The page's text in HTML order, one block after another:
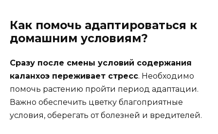
Как помочь адаптироваться к
домашним условиям?
Сразу после смены условий содержания
каланхоэ переживает стресс. Необходимо
помочь растению пройти период адаптации.
Важно обеспечить цветку благоприятные
условия, оберегать от болезней и вредителей.